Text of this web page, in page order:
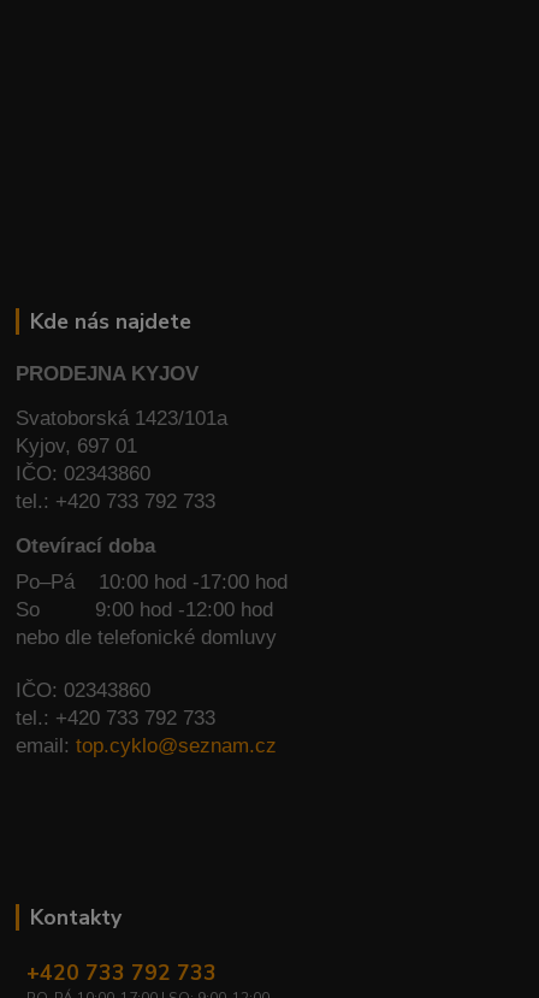
Kde nás najdete
PRODEJNA KYJOV
Svatoborská 1423/101a
Kyjov, 697 01
IČO: 02343860
tel.: +420 733 792 733
Otevírací doba
Po–Pá 10:00 hod -17:00 hod
So
9:00 hod -12:00 hod
nebo dle telefonické domluvy
IČO: 02343860
tel.: +420 733 792 733
email:top.cyklo@seznam.cz
Kontakty
+420 733 792 733